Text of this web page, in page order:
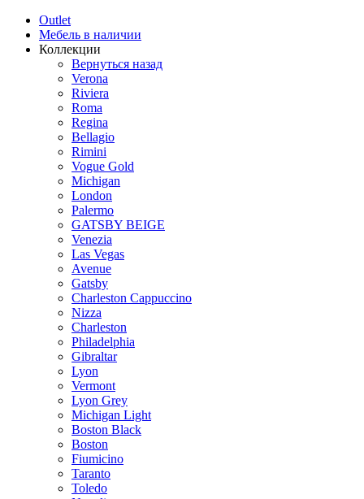
Outlet
Мебель в наличии
Коллекции
Вернуться назад
Verona
Riviera
Roma
Regina
Bellagio
Rimini
Vogue Gold
Michigan
London
Palermo
GATSBY BEIGE
Venezia
Las Vegas
Avenue
Gatsby
Charleston Cappuccino
Nizza
Charleston
Philadelphia
Gibraltar
Lyon
Vermont
Lyon Grey
Michigan Light
Boston Black
Boston
Fiumicino
Taranto
Toledo